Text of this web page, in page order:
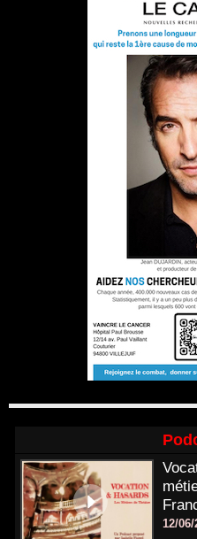
12/06/